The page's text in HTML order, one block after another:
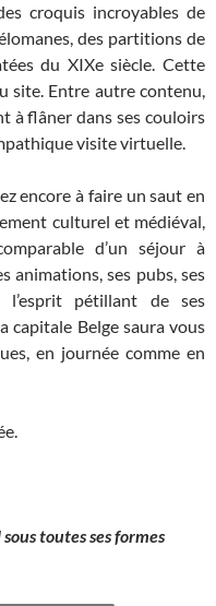
croquis incroyables de
des partitions de
du XIXe siècle. Cette
site. Entre autre contenu,
à flâner dans ses couloirs
visite virtuelle.
encore à faire un saut en
culturel et médiéval,
d’un séjour à
animations, ses pubs, ses
l’esprit pétillant de ses
capitale Belge saura vous
en journée comme en
toutes ses formes